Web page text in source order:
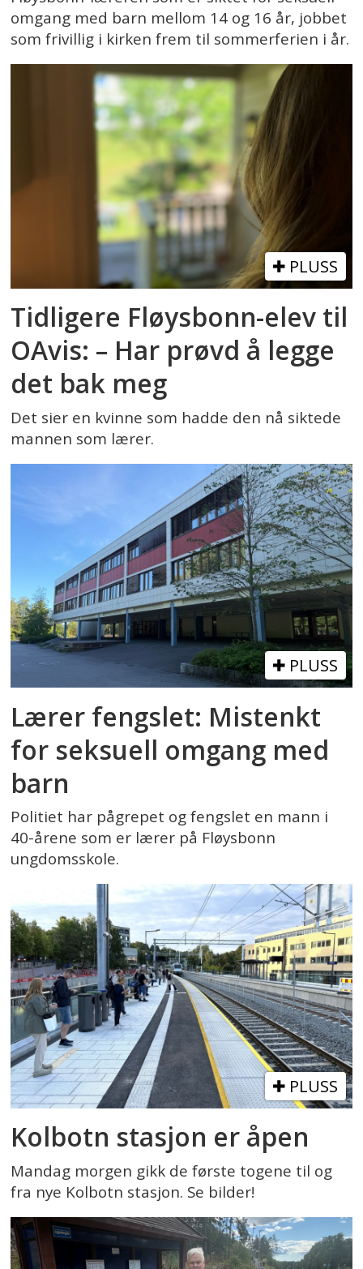
omgang med barn mellom 14 og 16 år, jobbet
som frivillig i kirken frem til sommerferien i år.
PLUSS
Tidligere Fløysbonn-elev til
OAvis: – Har prøvd å legge
det bak meg
Det sier en kvinne som hadde den nå siktede
mannen som lærer.
PLUSS
Lærer fengslet: Mistenkt
for seksuell omgang med
barn
Politiet har pågrepet og fengslet en mann i
40-årene som er lærer på Fløysbonn
ungdomsskole.
PLUSS
Kolbotn stasjon er åpen
Mandag morgen gikk de første togene til og
fra nye Kolbotn stasjon. Se bilder!